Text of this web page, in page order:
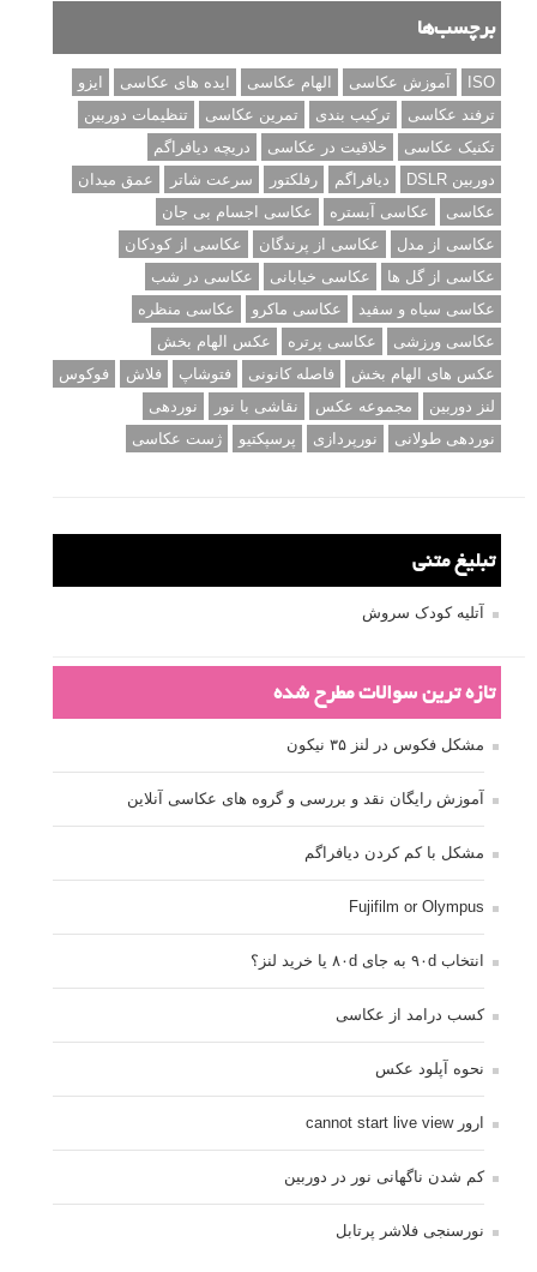
برچسب‌ها
ISO آموزش عکاسی الهام عکاسی ایده های عکاسی
ایزو
ترفند عکاسی
ترکیب بندی تمرین عکاسی
تنظیمات دوربین
تکنیک عکاسی
خلاقیت در عکاسی
دریچه دیافراگم
دوربین DSLR
دیافراگم رفلکتور سرعت شاتر
عمق میدان
عکاسی
عکاسی آبستره
عکاسی اجسام بی جان
عکاسی از مدل
عکاسی از پرندگان
عکاسی از کودکان
عکاسی از گل ها
عکاسی خیابانی
عکاسی در شب
عکاسی سیاه و سفید
عکاسی ماکرو
عکاسی منظره
عکاسی ورزشی
عکاسی پرتره
عکس الهام بخش
عکس های الهام بخش
فاصله کانونی فتوشاپ فلاش
فوکوس
لنز دوربین
مجموعه عکس نقاشی با نور
نوردهی
نوردهی طولانی
نورپردازی پرسپکتیو ژست عکاسی
تبلیغ متنی
آتلیه کودک سروش
تازه ترین سوالات مطرح شده
مشکل فکوس در لنز ۳۵ نیکون
آموزش رایگان نقد و بررسی و گروه های عکاسی آنلاین
مشکل با کم کردن دیافراگم
Fujifilm or Olympus
انتخاب ۹۰d به جای ۸۰d یا خرید لنز؟
کسب درامد از عکاسی
نحوه آپلود عکس
ارور cannot start live view
کم شدن ناگهانی نور در دوربین
نورسنجی فلاشر پرتابل